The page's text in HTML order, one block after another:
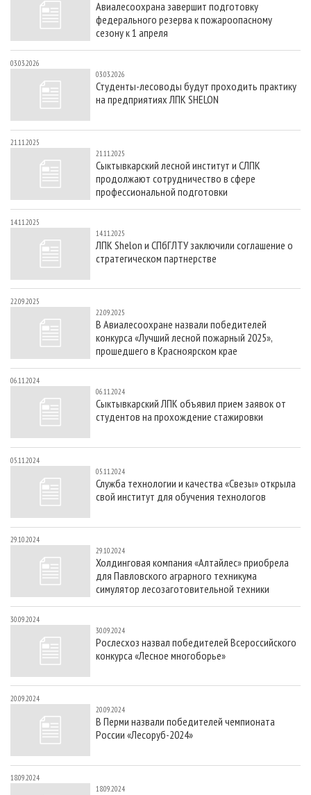
СУШКА ДРЕВЕСИНЫ
ПРОИЗВОДСТВО ДРЕВЕСНЫХ ПЛИТ
ДЕРЕВЯННОЕ ДОМОСТРОЕНИЕ
ПРОИЗВОДСТВО МЕБЕЛИ
БИОЭНЕРГЕТИКА
ЦБП
ИНСТРУМЕНТ И МАТЕРИАЛЫ
ПЕРСОНЫ
МОБИЛЬНЫЕ ВЫСТАВКИ
ПРИОРИТЕТНЫЕ ИНВЕСТПРОЕКТЫ
RUSSIAN FORESTRY REVIEW
ГАЗЕТА ЛЕСПРОМФОРУМ
БИБЛИОТЕКА СПЕЦИАЛИСТА
КОНТАКТЫ
РЕКЛАМА
РЕКЛАМА НА САЙТЕ
Авиалесоохрана завершит подготовку
федерального резерва к пожароопасному
сезону к 1 апреля
03.03.2026
03.03.2026
Студенты-лесоводы будут проходить практику
на предприятиях ЛПК SHELON
21.11.2025
21.11.2025
Сыктывкарский лесной институт и СЛПК
продолжают сотрудничество в сфере
профессиональной подготовки
14.11.2025
14.11.2025
ЛПК Shelon и СПбГЛТУ заключили соглашение о
стратегическом партнерстве
22.09.2025
22.09.2025
В Авиалесоохране назвали победителей
конкурса «Лучший лесной пожарный 2025»,
прошедшего в Красноярском крае
06.11.2024
06.11.2024
Сыктывкарский ЛПК объявил прием заявок от
студентов на прохождение стажировки
05.11.2024
05.11.2024
Служба технологии и качества «Свезы» открыла
свой институт для обучения технологов
29.10.2024
29.10.2024
Холдинговая компания «Алтайлес» приобрела
для Павловского аграрного техникума
симулятор лесозаготовительной техники
30.09.2024
30.09.2024
Рослесхоз назвал победителей Всероссийского
конкурса «Лесное многоборье»
20.09.2024
20.09.2024
В Перми назвали победителей чемпионата
России «Лесоруб-2024»
18.09.2024
18.09.2024